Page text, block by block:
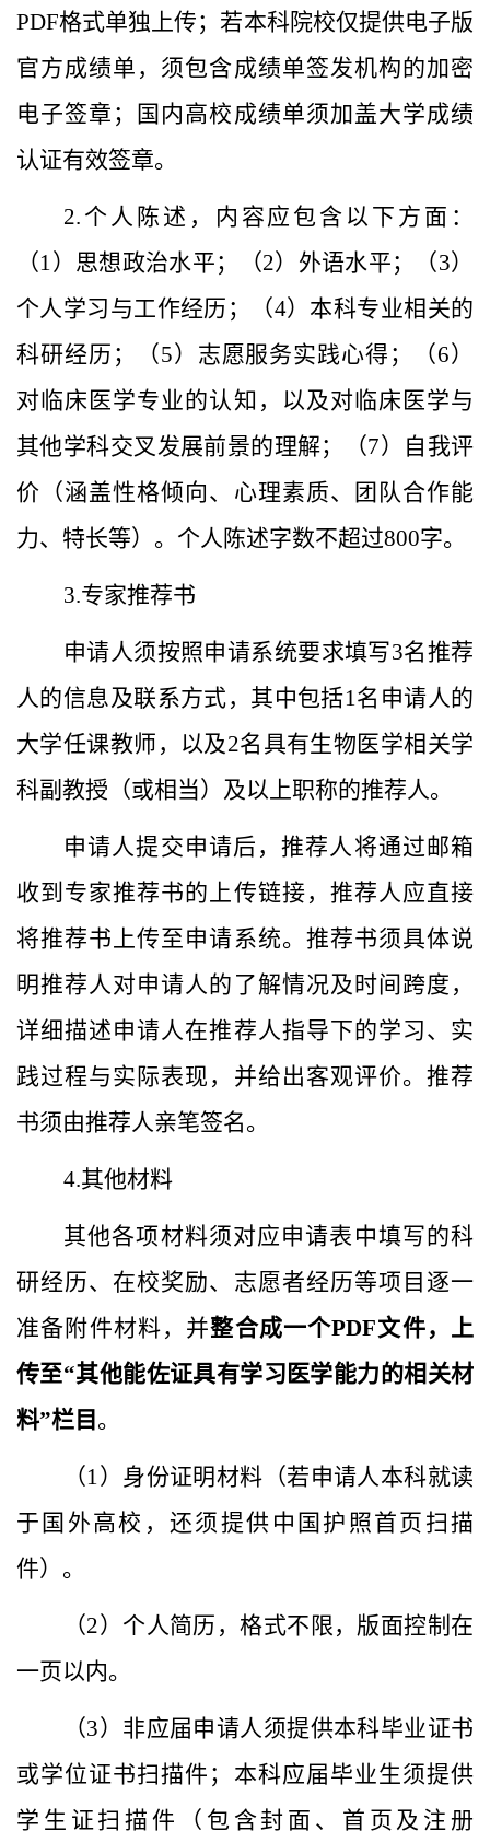
PDF格式单独上传；若本科院校仅提供电子版
官方成绩单，须包含成绩单签发机构的加密
电子签章；国内高校成绩单须加盖大学成绩
认证有效签章。
2. 个人陈述，内容应包含以下方面：
（1）思想政治水平；（2）外语水平；（3）
个人学习与工作经历；（4）本科专业相关的
科研经历；（5）志愿服务实践心得；（6）
对临床医学专业的认知，以及对临床医学与
其他学科交叉发展前景的理解；（7）自我评
价（涵盖性格倾向、心理素质、团队合作能
力、特长等）。个人陈述字数不超过800字。
3.专家推荐书
申请人须按照申请系统要求填写3名推荐
人的信息及联系方式，其中包括1名申请人的
大学任课教师，以及2名具有生物医学相关学
科副教授（或相当）及以上职称的推荐人。
申请人提交申请后，推荐人将通过邮箱
收到专家推荐书的上传链接， 推荐人应直接
将推荐书上传至申请系统。推荐书须具体说
明推荐人对申请人的了解情况及时间跨度，
详细描述申请人在推荐人指导下的学习、实
践过程与实际表现，并给出客观评价。推荐
书须由推荐人亲笔签名。
4.其他材料
其他各项材料须对应申请表中填写的科
研经历、在校奖励、志愿者经历等项目逐一
准备附件材料，并整合成一个PDF文件， 上
传至“其他能佐证具有学习医学能力的相关材
料”栏目 。
（1）身份证明材料（若申请人本科就读
于国外高校，还须提供中国护照首页扫描
件）。
（2）个人简历，格式不限，版面控制 在
一页以内。
（3）非应届申请人须提供本科毕业证书
或学位证书扫描件；本科应届毕业生须提供
学生证扫描件（包含封面、首页及注册